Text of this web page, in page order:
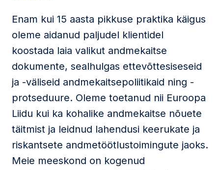
Enam kui 15 aasta pikkuse praktika käigus
oleme aidanud paljudel klientidel
koostada laia valikut andmekaitse
dokumente, sealhulgas ettevõttesiseseid
ja -väliseid andmekaitsepoliitikaid ning -
protseduure. Oleme toetanud nii Euroopa
Liidu kui ka kohalike andmekaitse nõuete
täitmist ja leidnud lahendusi keerukate ja
riskantsete andmetöötlustoimingute jaoks.
Meie meeskond on kogenud